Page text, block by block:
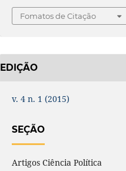
Fomatos de Citação
EDIÇÃO
v. 4 n. 1 (2015)
SEÇÃO
Artigos Ciência Política